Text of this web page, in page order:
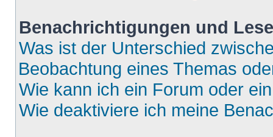
Benachrichtigungen und
Was ist der Unterschied
Beobachtung eines Themas
Wie kann ich ein Forum oder
Wie deaktiviere ich meine